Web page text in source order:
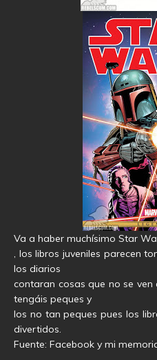
Va a haber muchísimo Star
, los libros juveniles parecen
los diarios
contaran cosas que no se
tengáis peques y
los no tan peques pues los
divertidos.
Fuente: Facebook y mi